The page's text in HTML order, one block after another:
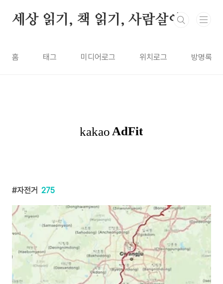
세상 읽기, 책 읽기, 사람살이
홈 태그 미디어로그 위치로그 방명록
자전거 275